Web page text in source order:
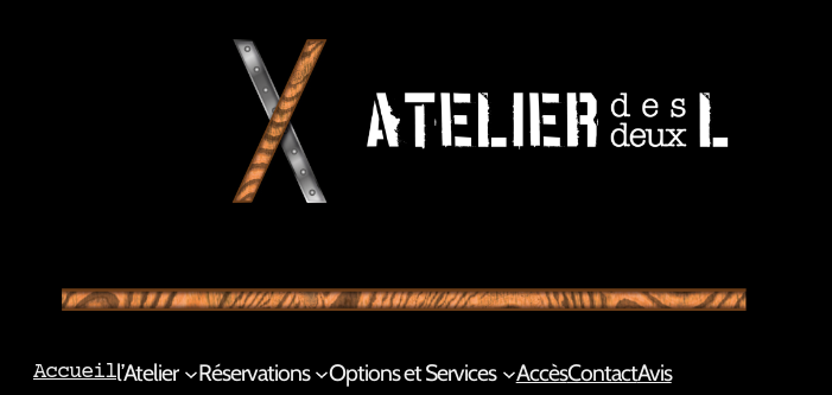
Accueill’Atelier Réservations Options et Services AccèsContactAvis